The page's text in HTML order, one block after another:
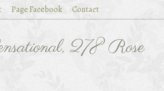
Page Facebook Contact
278 Rose